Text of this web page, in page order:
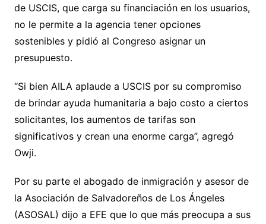
de USCIS, que carga su financiación en los usuarios,
no le permite a la agencia tener opciones
sostenibles y pidió al Congreso asignar un
presupuesto.
“Si bien AILA aplaude a USCIS por su compromiso
de brindar ayuda humanitaria a bajo costo a ciertos
solicitantes, los aumentos de tarifas son
significativos y crean una enorme carga”, agregó
Owji.
Por su parte el abogado de inmigración y asesor de
la Asociación de Salvadoreños de Los Ángeles
(ASOSAL) dijo a EFE que lo que más preocupa a sus